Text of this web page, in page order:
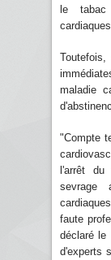
le tabac
cardiaques.
maladie
"Compte
l'arrêt
sevrage
faute
déclaré le
d'experts